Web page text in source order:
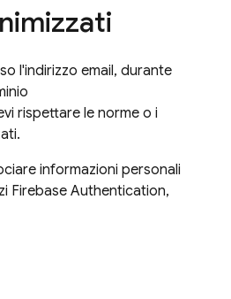
l'indirizzo email, durante
rispettare le norme o i
informazioni personali
Firebase Authentication,